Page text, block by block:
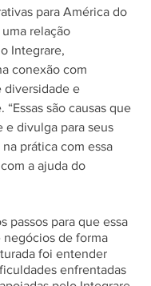
para América do
relação
Integrare,
conexão com
diversidade e
são causas que
e divulga para seus
prática com essa
a ajuda do
passos para que essa
negócios de forma
foi entender
enfrentadas